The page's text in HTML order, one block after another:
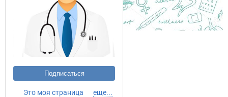
Подписаться
Это моя страница еще...